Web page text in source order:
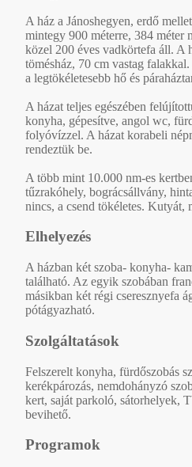
A ház a Jánoshegyen, erdő
mintegy 900 méterre, 384 méter
közel 200 éves vadkörtefa áll. A
tömésház, 70 cm vastag
a legtökéletesebb hő és
A házat teljes egészében
konyha, gépesítve, angol wc,
folyóvízzel. A házat korabeli
rendeztük be.
A több mint 10.000 nm-es
tűzrakóhely, bográcsállvány,
nincs, a csend tökéletes. Kutyát,
Elhelyezés
A házban két szoba- konyha-
található. Az egyik szobában
másikban két régi cseresznyefa
pótágyazható.
Szolgáltatások
Felszerelt konyha, fürdőszobás
kerékpározás, nemdohányzó
kert, saját parkoló, sátorhelyek,
bevihető.
Programok